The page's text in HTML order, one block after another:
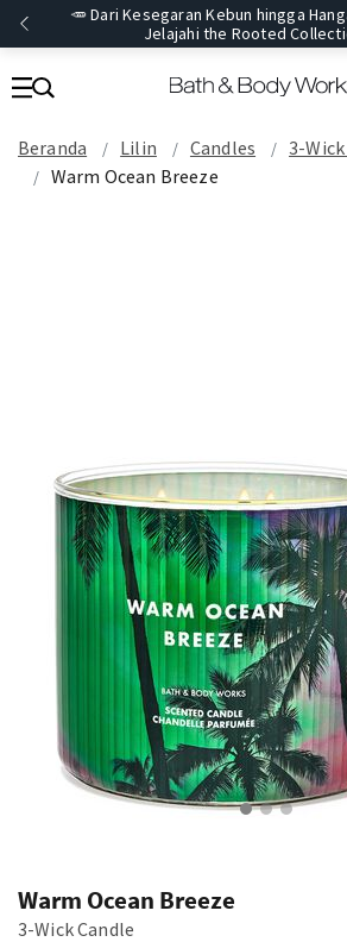
🥕 Dari Kesegaran Kebun hingga
Jelajahi the Rooted
Beranda Lilin Candles
3-
Warm Ocean Breeze
Warm Ocean Breeze
3-Wick Candle